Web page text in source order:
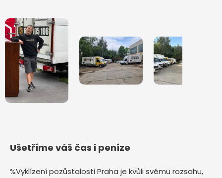
Ušetříme váš čas i peníze
%Vyklízení pozůstalosti Praha je kvůli svému rozsahu,